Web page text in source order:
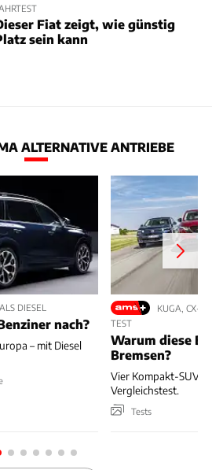
Fiat zeigt, wie günstig
sein kann
ALTERNATIVE ANTRIEBE
DIESEL
nach?
– mit Diesel
KUGA, CX-5,
TEST
Warum diese
Bremsen?
Vier Kompakt-SUV
Vergleichstest.
Tests